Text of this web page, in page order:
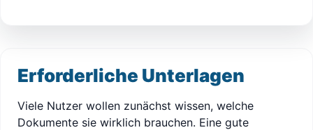
Erforderliche Unterlagen
Viele Nutzer wollen zunächst wissen, welche
Dokumente sie wirklich brauchen. Eine gute